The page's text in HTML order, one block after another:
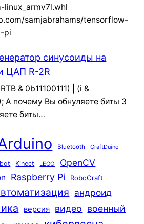
samjabrahams/tensorflow-
pi
синусоиды на
ЦАП R-2R
& 0b11100111) | (i &
А почему Вы обнуляете биты 3
биты…
Bluetooth CraftDuino
Kinect LEGO OpenCV
Raspberry Pi RoboCraft
андроид
версия видео военный